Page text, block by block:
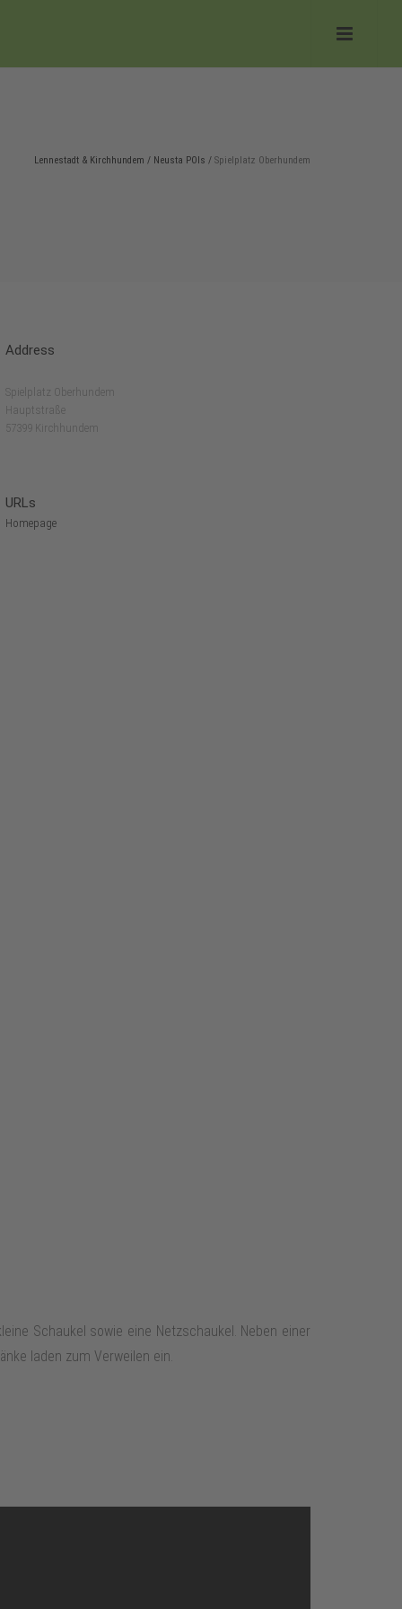
Lennestadt & Kirchhundem / Neusta POIs / Spielplatz Oberhundem
Address
Spielplatz Oberhundem
Hauptstraße
57399 Kirchhundem
URLs
Homepage
Schaukel sowie eine Netzschaukel. Neben einer
laden zum Verweilen ein.